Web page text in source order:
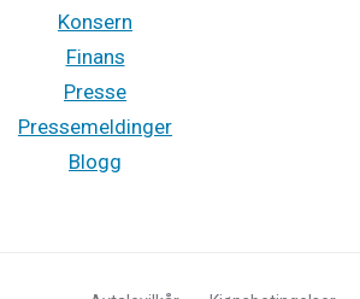
Konsern
Finans
Presse
Pressemeldinger
Blogg